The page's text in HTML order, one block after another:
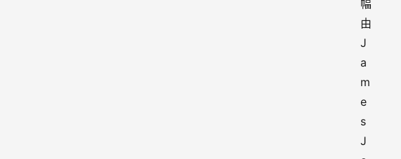
幅
由
J
a
m
e
s
J